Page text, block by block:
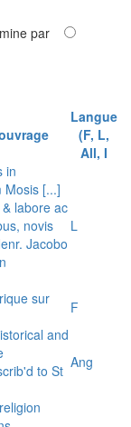
par
Langue
(F, L,
All, I
in
Mosis [...]
labore ac
novis
Jacobo
L
sur
F
and
to St Ang